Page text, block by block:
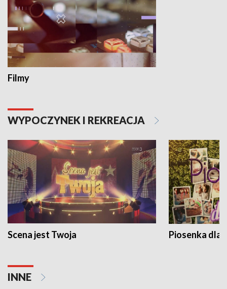
Filmy
WYPOCZYNEK I REKREACJA
Scena jest Twoja Piosenka dla
INNE